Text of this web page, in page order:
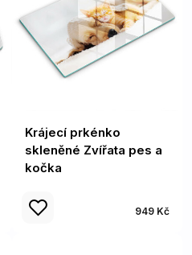
Krájecí prkénko
skleněné Zvířata pes a
kočka
949 Kč